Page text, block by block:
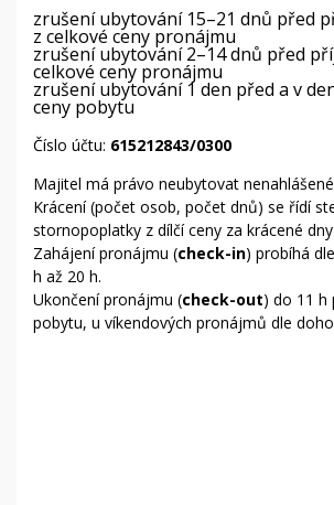
zrušení ubytování 15–21 dnů před
z celkové ceny pronájmu
zrušení ubytování 2–14 dnů před
celkové ceny pronájmu
zrušení ubytování 1 den před a v
ceny pobytu
Číslo účtu: 615212843/0300
Majitel má právo neubytovat
Krácení (počet osob, počet dnů) se řídí
stornopoplatky z dílčí ceny za krácené
Zahájení pronájmu (check-in) probíhá
h až 20 h.
Ukončení pronájmu (check-out) do 11 h
pobytu, u víkendových pronájmů dle